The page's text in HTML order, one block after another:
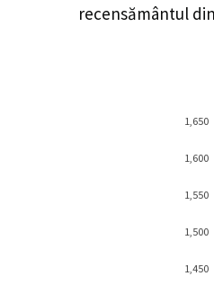
recensământul
1,450
1,500
1,550
1,600
1,650